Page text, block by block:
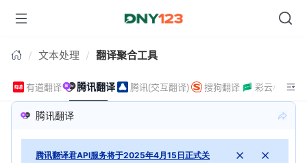
文本处理 翻译聚合工具
有道翻译 腾讯翻译 腾讯(交互翻译) 搜狗翻译 彩云小译
腾讯翻译